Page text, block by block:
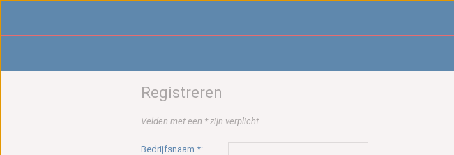
Registreren
Velden met een * zijn verplicht
Bedrijfsnaam *: